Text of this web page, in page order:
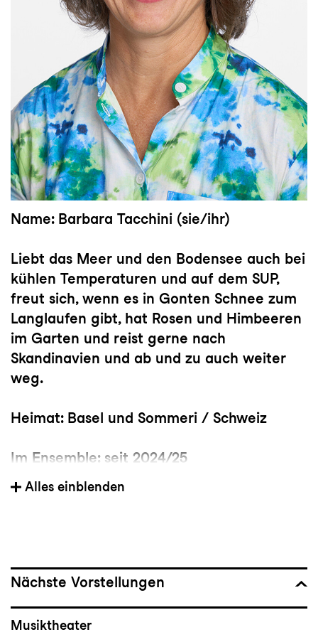
Name: Barbara Tacchini (sie/ihr)
Liebt das Meer und den Bodensee auch bei
kühlen Temperaturen und auf dem SUP,
freut sich, wenn es in Gonten Schnee zum
Langlaufen gibt, hat Rosen und Himbeeren
im Garten und reist gerne nach
Skandinavien und ab und zu auch weiter
weg.
Heimat: Basel und Sommeri / Schweiz
Im Ensemble: seit 2024/25
Wichtige Stationen
Dramaturgie-Assistenz), Schweizer Pavillon
musikalische Betriebsleiterin),
Alles einblenden
Nächste Vorstellungen
Musiktheater